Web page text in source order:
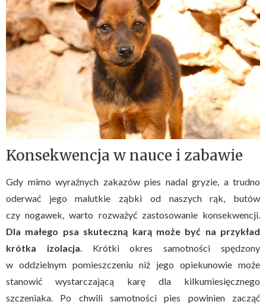
Konsekwencja w nauce i zabawie
Gdy mimo wyraźnych zakazów pies nadal gryzie, a trudno
oderwać jego malutkie ząbki od naszych rąk, butów
czy nogawek, warto rozważyć zastosowanie konsekwencji.
Dla małego psa skuteczną karą może być na przykład
krótka izolacja. Krótki okres samotności spędzony
w oddzielnym pomieszczeniu niż jego opiekunowie może
stanowić wystarczającą karę dla kilkumiesięcznego
szczeniaka. Po chwili samotności pies powinien zacząć